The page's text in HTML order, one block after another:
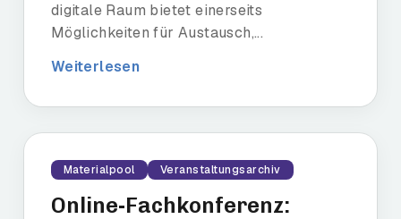
digitale Raum bietet einerseits
Möglichkeiten für Austausch,...
Weiterlesen
Materialpool Veranstaltungsarchiv
Online-Fachkonferenz: